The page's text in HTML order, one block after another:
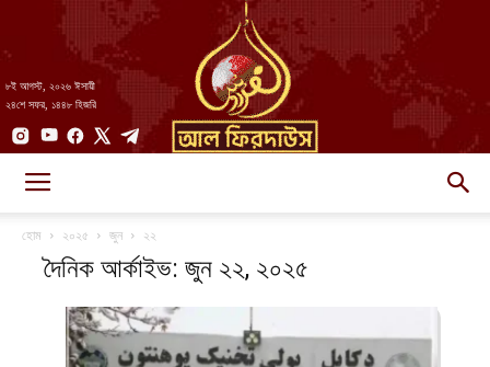
৮ই আগস্ট, ২০২৬ ঈসায়ী
২৪শে সফর, ১৪৪৮ হিজরি
হোম ২০২৫ জুন ২২
দৈনিক আর্কাইভ: জুন ২২, ২০২৫